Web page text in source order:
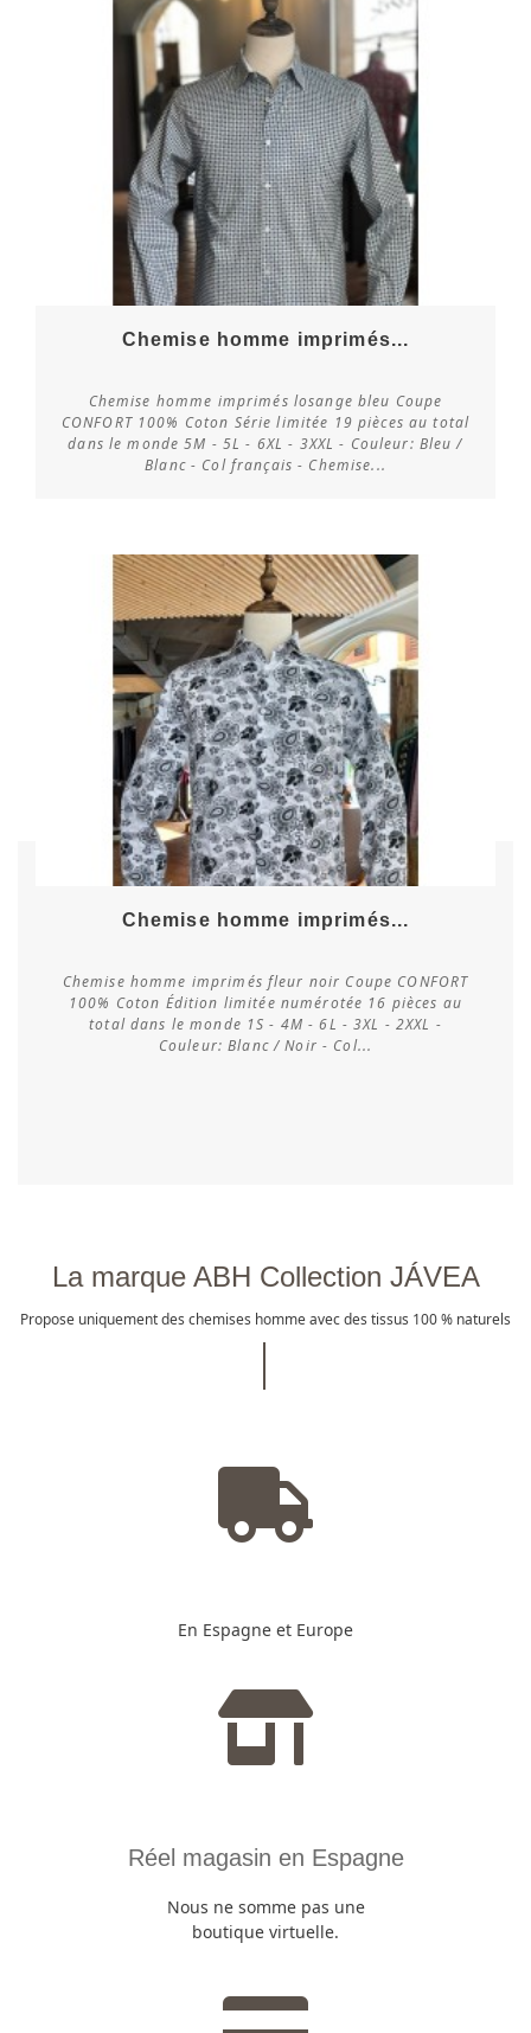
Vérifier la disponibilité
Chemise homme imprimés...
Chemise homme imprimés losange bleu Coupe
CONFORT 100% Coton Série limitée 19 pièces au total
dans le monde 5M - 5L - 6XL - 3XXL - Couleur: Bleu /
Blanc - Col français - Chemise...
Vérifier la disponibilité
Chemise homme imprimés...
Chemise homme imprimés fleur noir Coupe CONFORT
100% Coton Édition limitée numérotée 16 pièces au
total dans le monde 1S - 4M - 6L - 3XL - 2XXL -
Couleur: Blanc / Noir - Col...
La marque ABH Collection JÁVEA
Propose uniquement des chemises homme avec des tissus 100 % naturels
En Espagne et Europe
Réel magasin en Espagne
Nous ne somme pas une
boutique virtuelle.